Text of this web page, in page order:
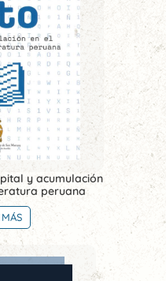
y acumulación
peruana